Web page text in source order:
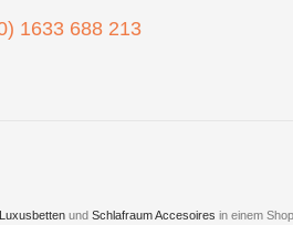
1633 688 213
Luxusbetten und Schlafraum Accesoires in einem